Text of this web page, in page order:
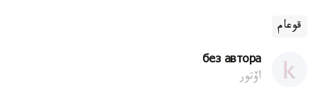
قوعام
без автора
اۆتور